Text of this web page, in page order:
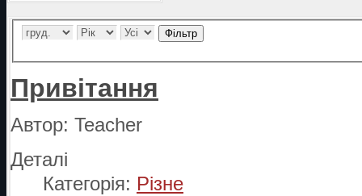
Фільтр
Привітання
Автор: Teacher
Деталі
Категорія: Різне